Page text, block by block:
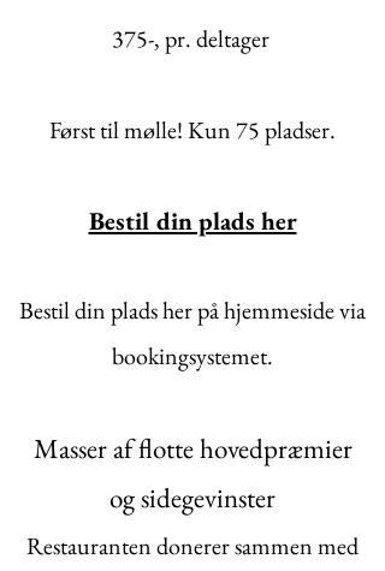
375-, pr. deltager
​Først til mølle! Kun 75 pladser.
Bestil din plads her
Bestil din plads her på hjemmeside via
bookingsystemet.
Masser af flotte hovedpræmier
ogsidegevinster
Restauranten donerer sammen med